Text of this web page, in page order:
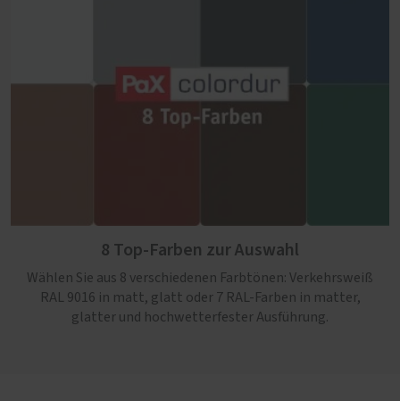
8 Top-Farben zur Auswahl
Wählen Sie aus 8 verschiedenen Farbtönen: Verkehrsweiß
RAL 9016 in matt, glatt oder 7 RAL-Farben in matter,
glatter und hochwetterfester Ausführung.